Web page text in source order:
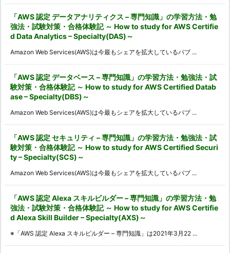
「AWS 認定 データアナリティクス – 専門知識」の学習方法・勉
強法・試験対策・合格体験記 ～ How to study for AWS Certifie
d Data Analytics – Specialty(DAS)～
Amazon Web Services(AWS)は今最もシェアを拡大しているパブ ...
「AWS 認定 データベース – 専門知識」の学習方法・勉強法・試
験対策・合格体験記 ～ How to study for AWS Certified Datab
ase – Specialty(DBS)～
Amazon Web Services(AWS)は今最もシェアを拡大しているパブ ...
「AWS 認定 セキュリティ – 専門知識」の学習方法・勉強法・試
験対策・合格体験記 ～ How to study for AWS Certified Securi
ty – Specialty(SCS)～
Amazon Web Services(AWS)は今最もシェアを拡大しているパブ ...
「AWS 認定 Alexa スキルビルダー – 専門知識」の学習方法・勉
強法・試験対策・合格体験記 ～ How to study for AWS Certifie
d Alexa Skill Builder – Specialty(AXS)～
※「AWS 認定 Alexa スキルビルダー – 専門知識」は2021年3月22 ...